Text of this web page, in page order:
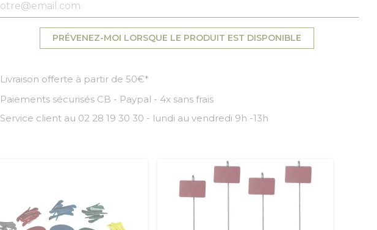
PRÉVENEZ-MOI LORSQUE LE PRODUIT EST DISPONIBLE
Livraison offerte à partir de 50€*
Paiements sécurisés CB - Paypal - 4x sans frais
Service client au 02 28 19 30 30 - lundi au vendredi 9h -13h